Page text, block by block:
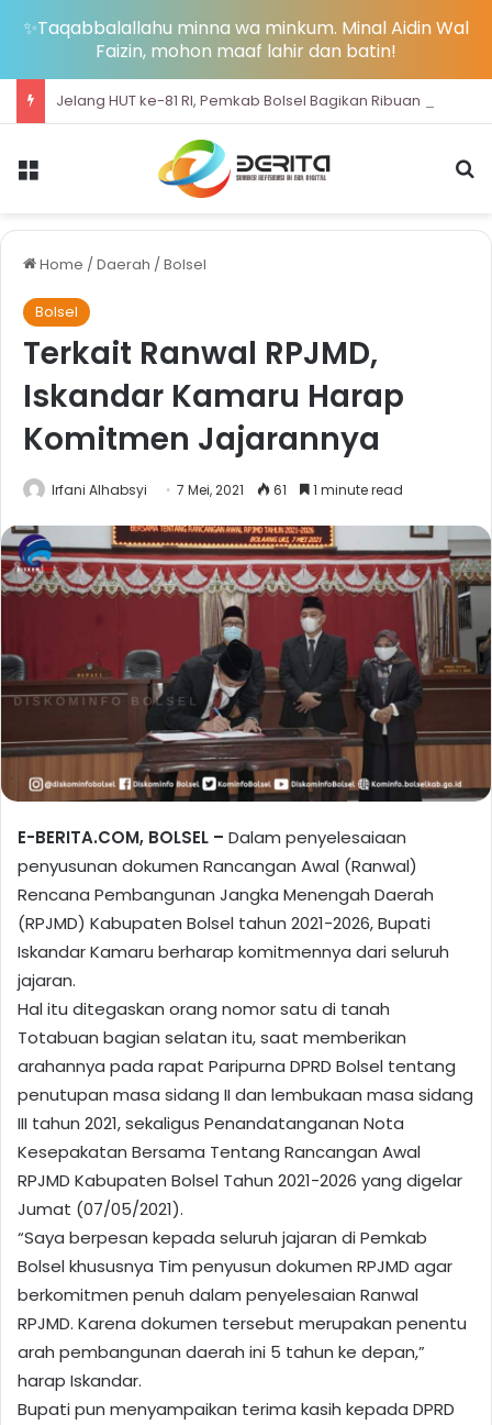
✨Taqabbalallahu minna wa minkum. Minal Aidin Wal
Faizin, mohon maaf lahir dan batin!
Home / Daerah / Bolsel
Bolsel
Terkait Ranwal RPJMD,
Iskandar Kamaru Harap
Komitmen Jajarannya
Irfani Alhabsyi 7 Mei, 2021 61 1 minute read
E-BERITA.COM, BOLSEL – Dalam penyelesaiaan
penyusunan dokumen Rancangan Awal (Ranwal)
Rencana Pembangunan Jangka Menengah Daerah
(RPJMD) Kabupaten Bolsel tahun 2021-2026, Bupati
Iskandar Kamaru berharap komitmennya dari seluruh
jajaran.
Hal itu ditegaskan orang nomor satu di tanah
Totabuan bagian selatan itu, saat memberikan
arahannya pada rapat Paripurna DPRD Bolsel tentang
penutupan masa sidang II dan lembukaan masa sidang
III tahun 2021, sekaligus Penandatanganan Nota
Kesepakatan Bersama Tentang Rancangan Awal
RPJMD Kabupaten Bolsel Tahun 2021-2026 yang digelar
Jumat (07/05/2021).
“Saya berpesan kepada seluruh jajaran di Pemkab
Bolsel khususnya Tim penyusun dokumen RPJMD agar
berkomitmen penuh dalam penyelesaian Ranwal
RPJMD. Karena dokumen tersebut merupakan penentu
arah pembangunan daerah ini 5 tahun ke depan,”
harap Iskandar.
Bupati pun menyampaikan terima kasih kepada DPRD